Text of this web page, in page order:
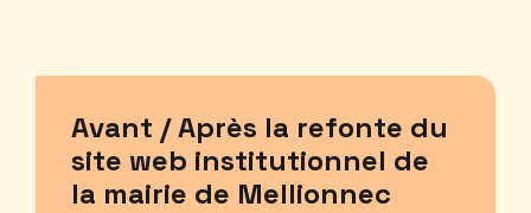
Avant / Après la refonte du
site web institutionnel de
la mairie de Mellionnec